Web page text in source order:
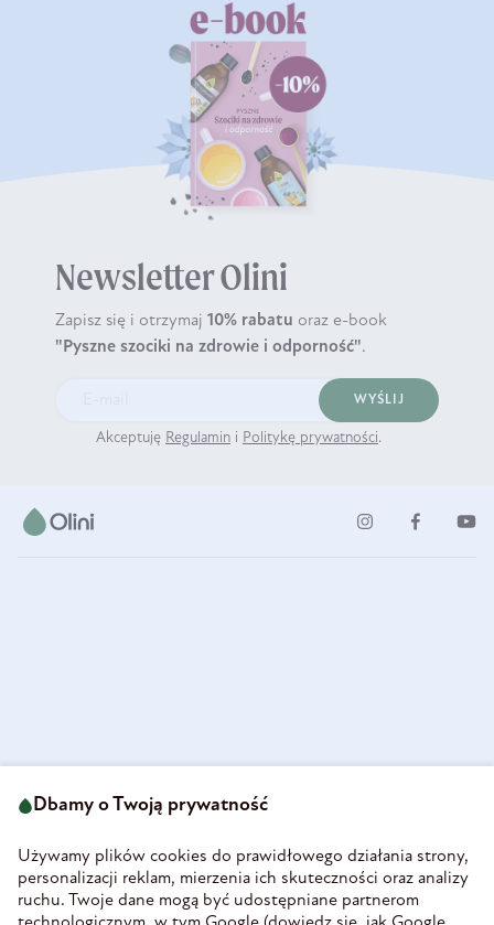
Newsletter Olini
Zapisz się i otrzymaj 10% rabatu oraz e-book
"Pyszne szociki na zdrowie i odporność".
WYŚLIJ
Akceptuję Regulamin i Politykę prywatności.
58-160 Świebodzice
REGON 890213034
INFORMACJE
Dbamy o Twoją prywatność
Używamy plików cookies do prawidłowego działania strony,
personalizacji reklam, mierzenia ich skuteczności oraz analizy
ruchu. Twoje dane mogą być udostępniane partnerom